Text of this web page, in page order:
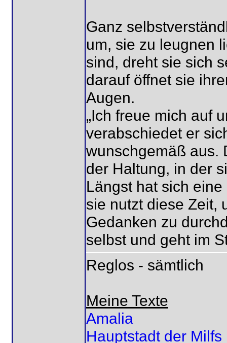
Ganz
um, sie zu leugnen
sind, dreht sie sich
darauf öffnet sie
Augen.
„Ich freue mich auf
verabschiedet er
wunschgemäß aus.
der Haltung, in der
Längst hat sich
sie nutzt diese Zeit,
Gedanken zu
selbst und geht im
Reglos - sämtlich
Meine Texte
Amalia
Hauptstadt der Milfs